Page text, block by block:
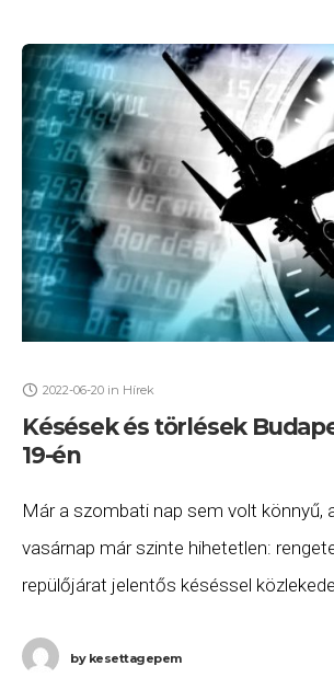
2022-06-20 in Hírek
Késések és törlések
19-én
Már a szombati nap sem volt könnyű,
vasárnap már szinte hihetetlen:
repülőjárat jelentős késéssel
repülőjáratok közül
bykesettagepem